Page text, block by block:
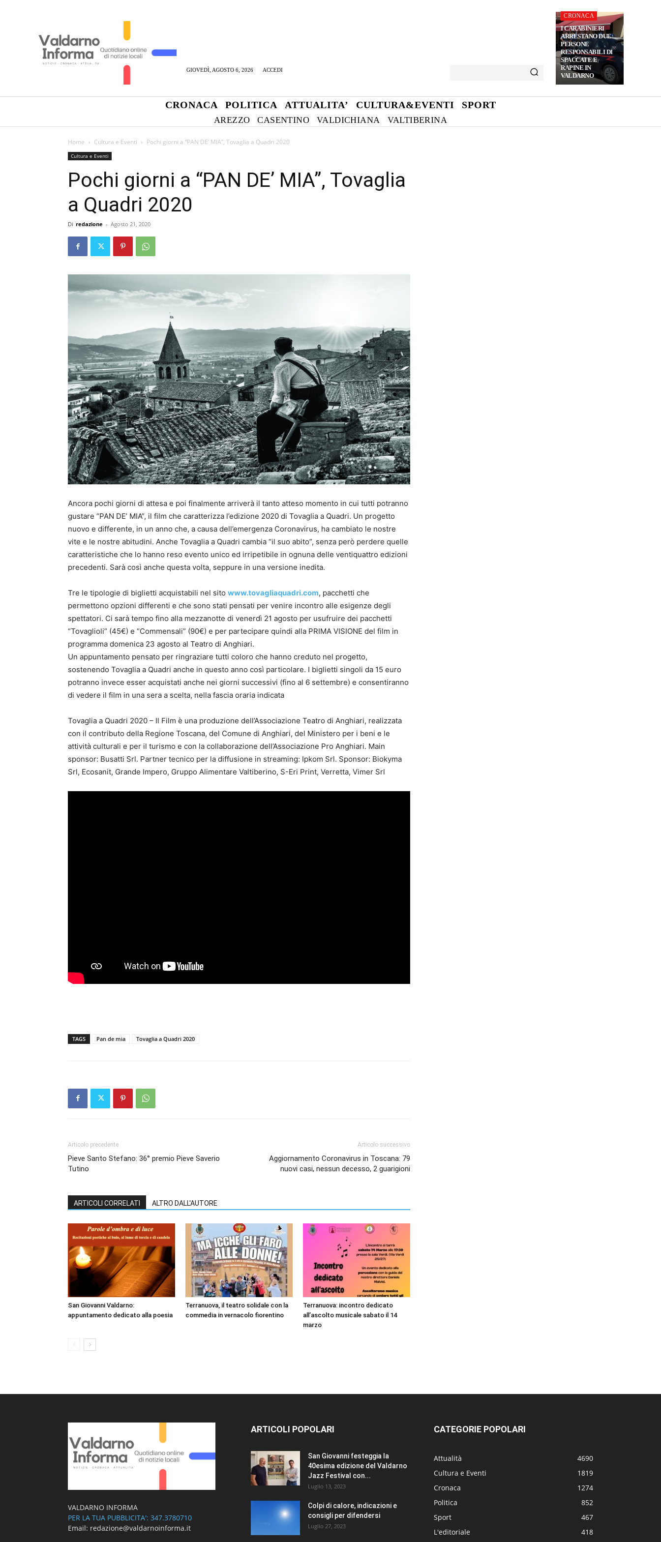
GIOVEDÌ, AGOSTO 6, 2026 ACCEDI
CRONACA
I CARABINIERI
ARRESTANO DUE
PERSONE
RESPONSABILI DI
SPACCATE E
RAPINE IN
VALDARNO
CRONACA POLITICA ATTUALITA’ CULTURA&EVENTI SPORT
AREZZO CASENTINO VALDICHIANA VALTIBERINA
Home Cultura e Eventi Pochi giorni a “PAN DE’ MIA”, Tovaglia a Quadri 2020
Cultura e Eventi
Pochi giorni a “PAN DE’ MIA”, Tovaglia
a Quadri 2020
Di redazione - Agosto 21, 2020
Ancora pochi giorni di attesa e poi finalmente arriverà il tanto atteso momento in cui tutti potranno
gustare “PAN DE’ MIA”, il film che caratterizza l’edizione 2020 di Tovaglia a Quadri. Un progetto
nuovo e differente, in un anno che, a causa dell’emergenza Coronavirus, ha cambiato le nostre
vite e le nostre abitudini. Anche Tovaglia a Quadri cambia “il suo abito”, senza però perdere quelle
caratteristiche che lo hanno reso evento unico ed irripetibile in ognuna delle ventiquattro edizioni
precedenti. Sarà così anche questa volta, seppure in una versione inedita.
Tre le tipologie di biglietti acquistabili nel sito www.tovagliaquadri.com, pacchetti che
permettono opzioni differenti e che sono stati pensati per venire incontro alle esigenze degli
spettatori. Ci sarà tempo fino alla mezzanotte di venerdì 21 agosto per usufruire dei pacchetti
“Tovaglioli” (45€) e “Commensali” (90€) e per partecipare quindi alla PRIMA VISIONE del film in
programma domenica 23 agosto al Teatro di Anghiari.
Un appuntamento pensato per ringraziare tutti coloro che hanno creduto nel progetto,
sostenendo Tovaglia a Quadri anche in questo anno così particolare. I biglietti singoli da 15 euro
potranno invece esser acquistati anche nei giorni successivi (fino al 6 settembre) e consentiranno
di vedere il film in una sera a scelta, nella fascia oraria indicata
Tovaglia a Quadri 2020 – Il Film è una produzione dell’Associazione Teatro di Anghiari, realizzata
con il contributo della Regione Toscana, del Comune di Anghiari, del Ministero per i beni e le
attività culturali e per il turismo e con la collaborazione dell’Associazione Pro Anghiari. Main
sponsor: Busatti Srl. Partner tecnico per la diffusione in streaming: Ipkom Srl. Sponsor: Biokyma
Srl, Ecosanit, Grande Impero, Gruppo Alimentare Valtiberino, S-Eri Print, Verretta, Vimer Srl
TAGS Pan de mia Tovaglia a Quadri 2020
Articolo precedente
Pieve Santo Stefano: 36° premio Pieve Saverio
Tutino
Articolo successivo
Aggiornamento Coronavirus in Toscana: 79
nuovi casi, nessun decesso, 2 guarigioni
ARTICOLI CORRELATI ALTRO DALL'AUTORE
San Giovanni Valdarno:
appuntamento dedicato alla poesia
Terranuova, il teatro solidale con la
commedia in vernacolo fiorentino
Terranuova: incontro dedicato
all’ascolto musicale sabato il 14
marzo
VALDARNO INFORMA
PER LA TUA PUBBLICITA': 347.3780710
Email: redazione@valdarnoinforma.it
ARTICOLI POPOLARI
San Giovanni festeggia la
40esima edizione del Valdarno
Jazz Festival con...
Luglio 13, 2023
Colpi di calore, indicazioni e
consigli per difendersi
Luglio 27, 2023
CATEGORIE POPOLARI
Attualità
4690
Cultura e Eventi
1819
Cronaca
1274
Politica
852
Sport
467
L'editoriale
418